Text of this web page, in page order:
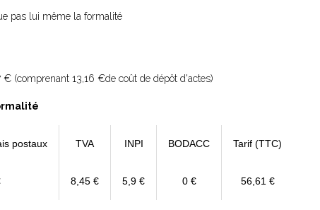
pas lui même la formalité
€ (comprenant 13,16 €de coût de dépôt d'actes)
postaux TVA INPI BODACC Tarif (TTC)
8,45 € 5,9 € 0 € 56,61 €